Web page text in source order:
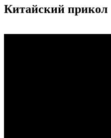
Китайский прикол